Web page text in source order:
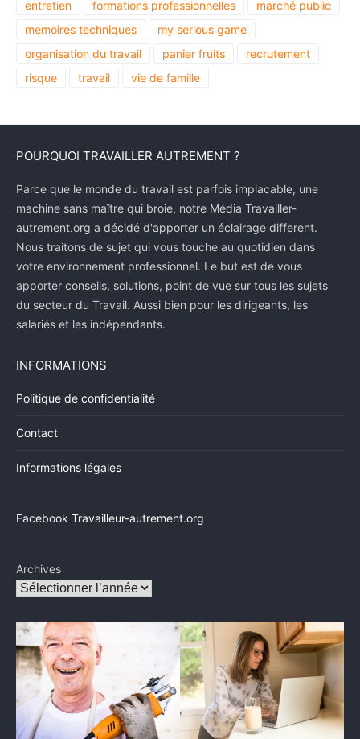
entretien
formations professionnelles
marché public
memoires techniques
my serious game
organisation du travail
panier fruits
recrutement
risque
travail vie de famille
POURQUOI TRAVAILLER AUTREMENT ?
Parce que le monde du travail est parfois implacable, une
machine sans maître qui broie, notre Média Travailler-
autrement.org a décidé d'apporter un éclairage different.
Nous traitons de sujet qui vous touche au quotidien dans
votre environnement professionnel. Le but est de vous
apporter conseils, solutions, point de vue sur tous les sujets
du secteur du Travail. Aussi bien pour les dirigeants, les
salariés et les indépendants.
INFORMATIONS
Politique de confidentialité
Contact
Informations légales
Facebook Travailleur-autrement.org
Archives